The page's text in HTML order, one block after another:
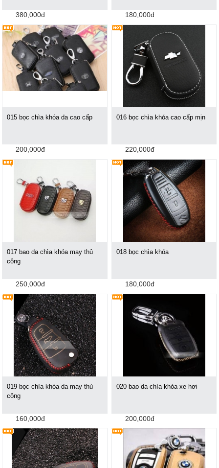
380,000đ 180,000đ
015 bọc chìa khóa da cao cấp
200,000đ
016 bọc chìa khóa cao cấp mịn
220,000đ
017 bao da chìa khóa may thủ
công
250,000đ
018 bọc chìa khóa
180,000đ
019 bọc chìa khóa da may thủ
công
160,000đ
020 bao da chìa khóa xe hơi
200,000đ